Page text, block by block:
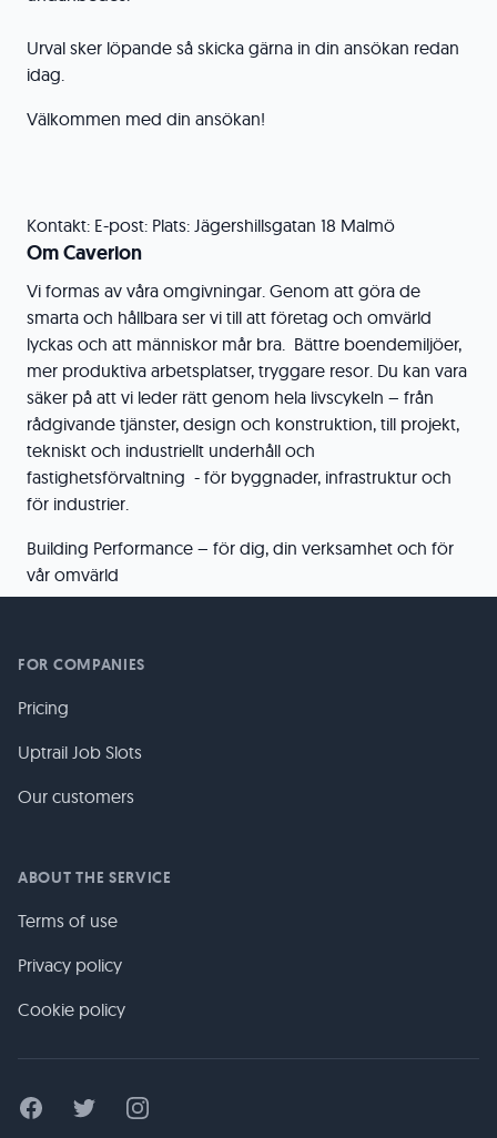
Urval sker löpande så skicka gärna in din ansökan redan
idag.
Välkommen med din ansökan!
Kontakt: E-post: Plats: Jägershillsgatan 18 Malmö
Om Caverion
Vi formas av våra omgivningar. Genom att göra de
smarta och hållbara ser vi till att företag och omvärld
lyckas och att människor mår bra. Bättre boendemiljöer,
mer produktiva arbetsplatser, tryggare resor. Du kan vara
säker på att vi leder rätt genom hela livscykeln – från
rådgivande tjänster, design och konstruktion, till projekt,
tekniskt och industriellt underhåll och
fastighetsförvaltning - för byggnader, infrastruktur och
för industrier.
Building Performance – för dig, din verksamhet och för
vår omvärld
FOR COMPANIES
Pricing
Uptrail Job Slots
Our customers
ABOUT THE SERVICE
Terms of use
Privacy policy
Cookie policy
FacebookTwitter Instagram